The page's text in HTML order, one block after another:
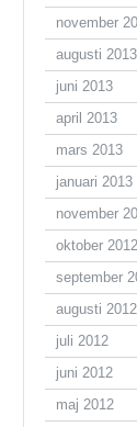
november
augusti 2013
juni 2013
april 2013
mars 2013
januari 2013
november
oktober 2012
september
augusti 2012
juli 2012
juni 2012
maj 2012